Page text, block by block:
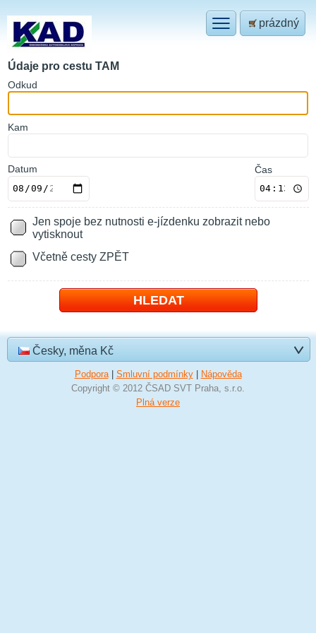
prázdný
Údaje pro cestu TAM
Odkud
Kam
Čas
Datum
Jen spoje bez nutnosti e-jízdenku zobrazit nebo
vytisknout
Včetně cesty ZPĚT
Česky, měna Kč
Podpora| Smluvní podmínky|
Nápověda
Copyright © 2012 ČSAD SVT Praha, s.r.o.
Plná verze